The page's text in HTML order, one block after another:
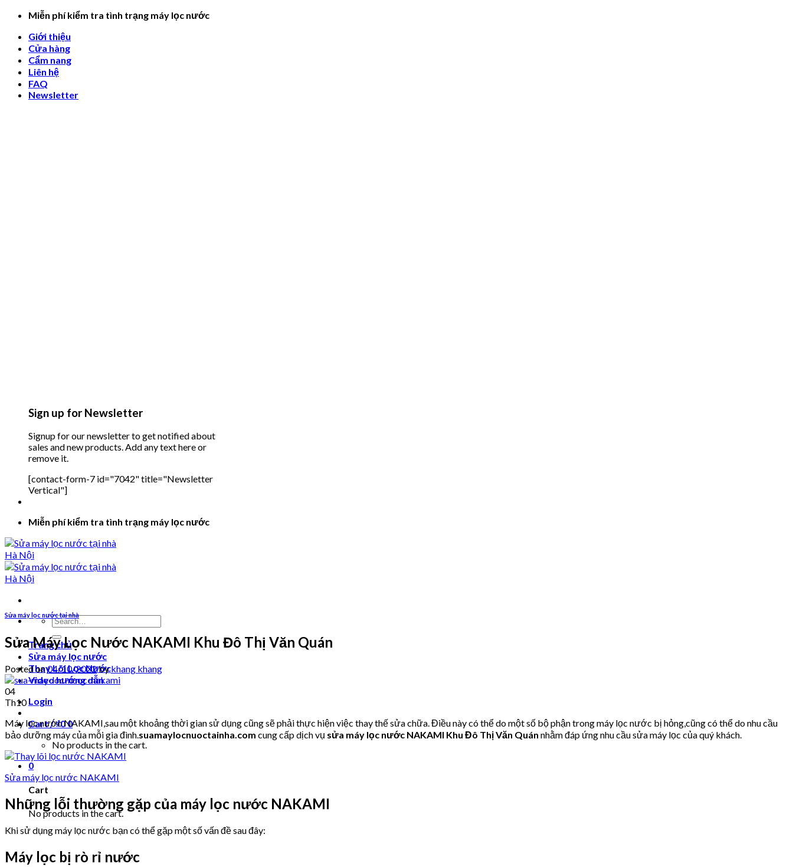
Skip
content
Miễn phí kiểm tra tình trạng máy lọc nước
Giới thiệu
Cửa hàng
Cẩm nang
Liên hệ
FAQ
Newsletter
Sign up for Newsletter
Signup for our newsletter to get notified about
sales and new products. Add any text here or
remove it.
[contact-form-7 id="7042" title="Newsletter
Vertical"]
Miễn phí kiểm tra tình trạng máy lọc nước
Search
for:
Trang chủ
Sửa máy lọc nước
Thay Lõi Lọc Nước
Video hướng dẫn
Login
Cart /₫00
No products in the cart.
0
Cart
No products in the cart.
Sửa máy lọc nước tại nhà
Sửa Máy Lọc Nước NAKAMI Khu Đô Thị Văn Quán
Posted on04/10/2022bykhang khang
04
Th10
Máy lọc nước NAKAMI,sau một khoảng thời gian sử dụng cũng sẽ phải thực hiện việc thay thế sửa chữa. Điều này có thể do một số bộ phận trong máy lọc nước bị hỏng,cũng có thể do nhu cầu
bảo dưỡng máy của mỗi gia đình.suamaylocnuoctainha.com cung cấp dịch vụ sửa máy lọc nước NAKAMI Khu Đô Thị Văn Quán nhằm đáp ứng nhu cầu sửa máy lọc của quý khách.
Sửa máy lọc nước NAKAMI
Những lỗi thường gặp của máy lọc nước NAKAMI
Khi sử dụng máy lọc nước bạn có thể gặp một số vấn đề sau đây:
Máy lọc bị rò rỉ nước